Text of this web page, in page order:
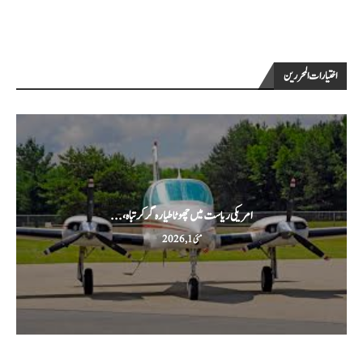
اختيارات المحررين
امریکی ریاست میں چھوٹا طیارہ گر کر تباہ،...
مئی 1, 2026